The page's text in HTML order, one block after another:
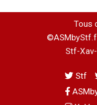
Tous
Stf-
Stf